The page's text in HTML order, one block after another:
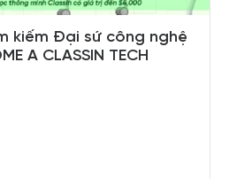
kiếm Đại sứ công nghệ
A CLASSIN TECH